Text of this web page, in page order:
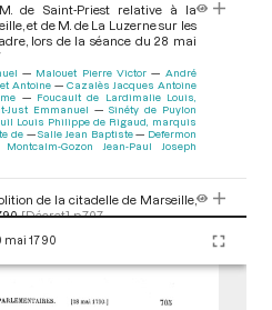
de Saint-Priest relative à la
et de M. de La Luzerne sur les
lors de la séance du 28 mai
Malouet Pierre Victor
André
Antoine
Cazalès Jacques Antoine
Foucault de Lardimalie Louis,
Just Emmanuel
Sinéty de Puylon
Louis Philippe de Rigaud, marquis
de Salle Jean Baptiste
Defermon
Montcalm-Gozon Jean-Paul Joseph
de la citadelle de Marseille,
[Décret] p.707
de la séance du 28 mai
mai 1790